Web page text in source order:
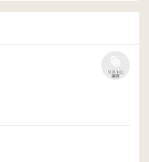
リストに
保存